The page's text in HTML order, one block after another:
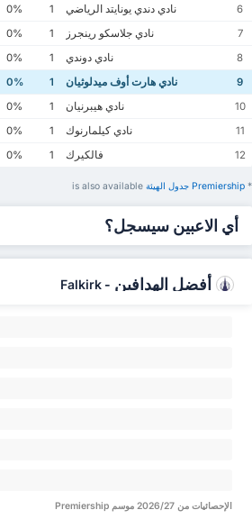
6
نادي دندي يونايتد الرياضي 1
0%
7
نادي جلاسكو رينجرز 1
0%
8
نادي دوندي 1
0%
9
نادي هارت أوف ميدلوثيان 1
0%
10
نادي هيبرنيان 1
0%
11
نادي كيلمارنوك 1
0%
12
فالكيرك 1
0%
* Premiership ‏جدول الهيئة
أي الاعبين سيسجل؟
أفضل الهدافين -
Falkirk
الإحصائيات من 2026/27 موسم Premiership